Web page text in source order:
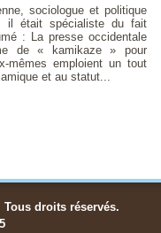
sociologue et politique
il était spécialiste du fait
: La presse occidentale
de « kamikaze » pour
mêmes emploient un tout
et au statut...
Tous droits réservés.